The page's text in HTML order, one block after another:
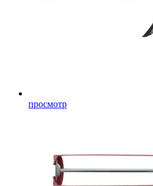
просмотр